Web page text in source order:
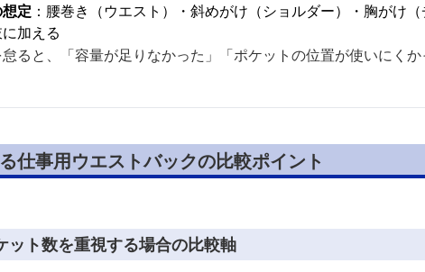
定 ：腰巻き（ウエスト）・斜めがけ（ショルダー）・胸がけ
加える
ると、「容量が足りなかった」「ポケットの位置が使いにく
仕事用ウエストバックの比較ポイント
ット数を重視する場合の比較軸